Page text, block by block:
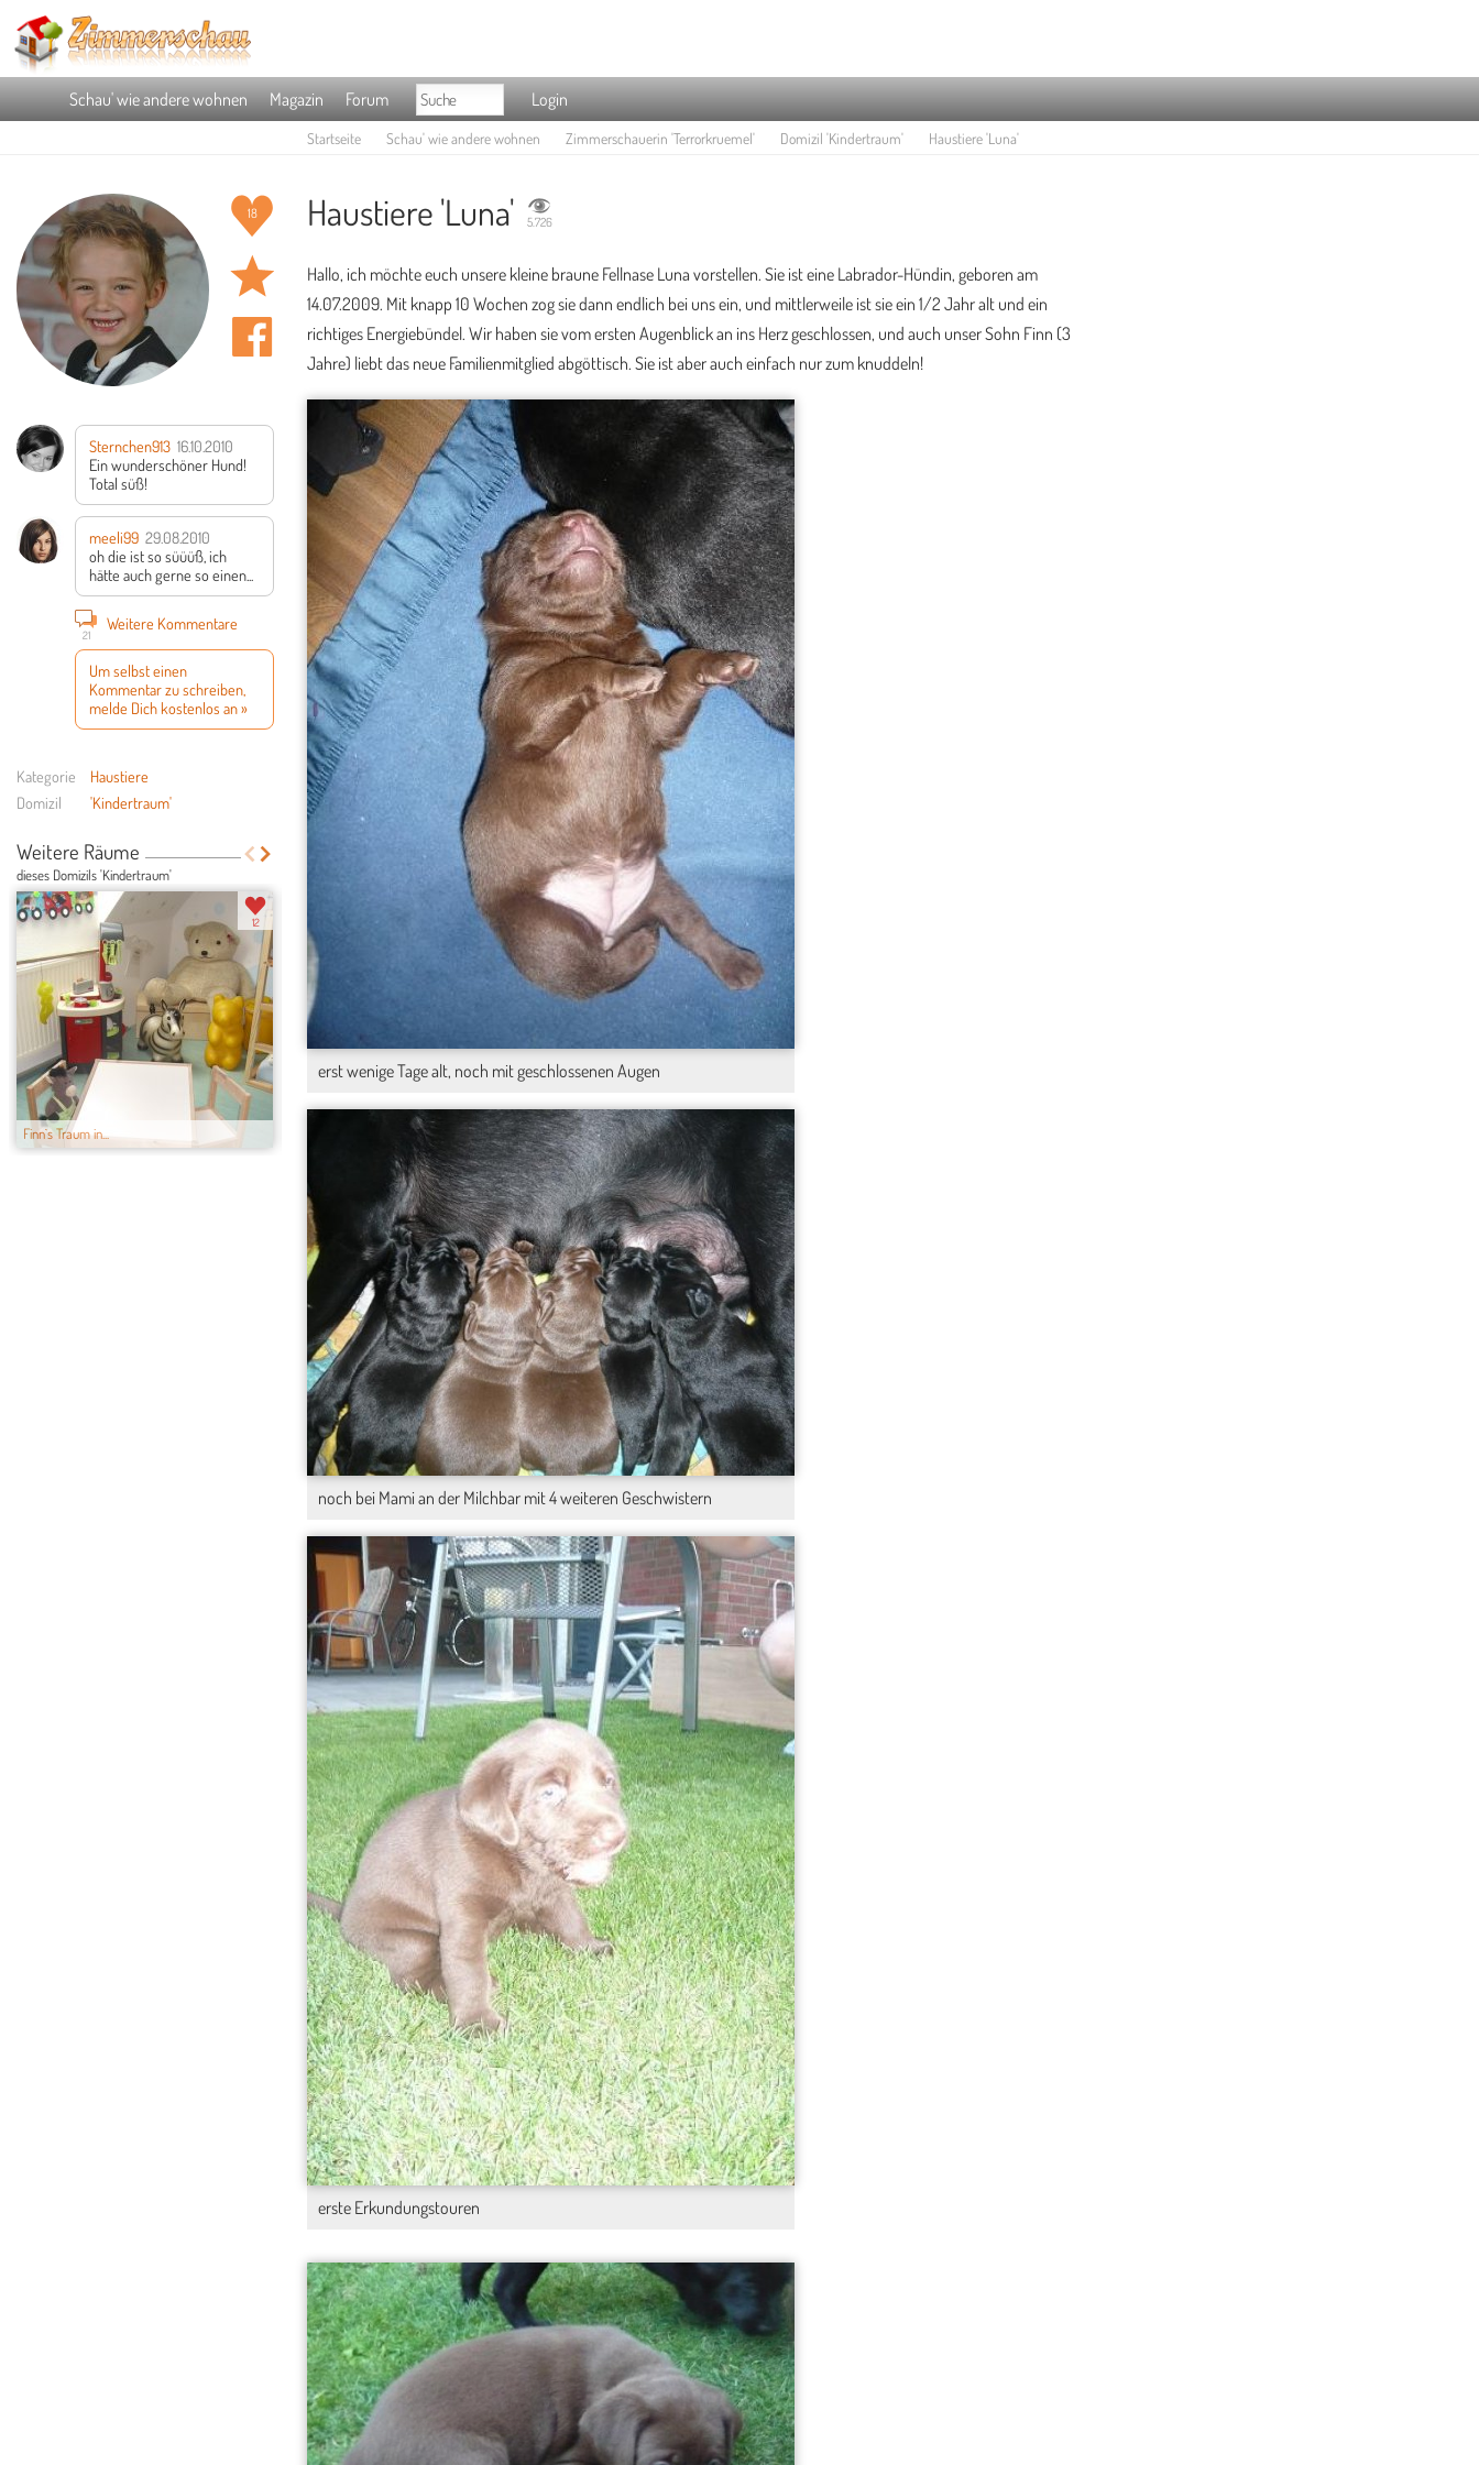
Schau' wie andere wohnen Magazin Forum Login
Startseite Schau' wie andere wohnen Zimmerschauerin 'Terrorkruemel' Domizil 'Kindertraum' Haustiere 'Luna'
18
Sternchen913 16.10.2010
Ein wunderschöner Hund!
Total süß!
meeli99 29.08.2010
oh die ist so süüüß, ich
hätte auch gerne so einen...
21
Weitere Kommentare
Um selbst einen
Kommentar zu schreiben,
melde Dich kostenlos an »
Kategorie
Haustiere
Domizil
'Kindertraum'
Weitere Räume
dieses Domizils 'Kindertraum'
Finn`s Traum in...
12
Finn`s Eigenhei...
22
Haustiere 'Luna' 5.726
Hallo, ich möchte euch unsere kleine braune Fellnase Luna vorstellen. Sie ist eine Labrador-Hündin, geboren am
14.07.2009. Mit knapp 10 Wochen zog sie dann endlich bei uns ein, und mittlerweile ist sie ein 1/2 Jahr alt und ein
richtiges Energiebündel. Wir haben sie vom ersten Augenblick an ins Herz geschlossen, und auch unser Sohn Finn (3
Jahre) liebt das neue Familienmitglied abgöttisch. Sie ist aber auch einfach nur zum knuddeln!
erst wenige Tage alt, noch mit geschlossenen Augen
noch bei Mami an der Milchbar mit 4 weiteren Geschwistern
erste Erkundungstouren